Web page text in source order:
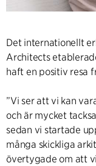
Det internationellt
Architects
haft en positiv resa
”Vi ser att vi kan
och är mycket
sedan vi startade
många skickliga
övertygade om att